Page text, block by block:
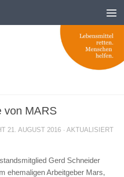
von MARS
21. AUGUST 2016 · AKTUALISIERT
Gerd Schneider
ehemaligen Arbeitgeber Mars,